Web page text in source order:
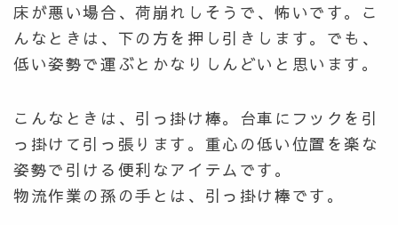
床が悪い場合、荷崩れしそうで、怖いです。こ
んなときは、下の方を押し引きします。でも、
低い姿勢で運ぶとかなりしんどいと思います。
こんなときは、引っ掛け棒。台車にフックを引
っ掛けて引っ張ります。重心の低い位置を楽な
姿勢で引ける便利なアイテムです。
物流作業の孫の手とは、引っ掛け棒です。